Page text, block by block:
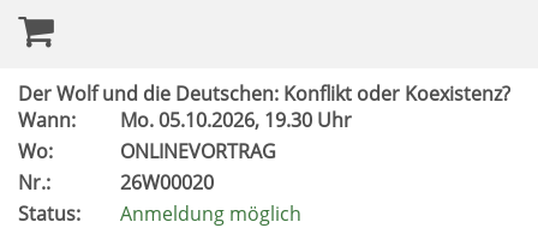
Der Wolf und die Deutschen: Konflikt oder Koexistenz?
Wann:
Mo.05.10.2026, 19.30 Uhr
Wo:
ONLINEVORTRAG
Nr.:
26W00020
Status:
Anmeldung möglich